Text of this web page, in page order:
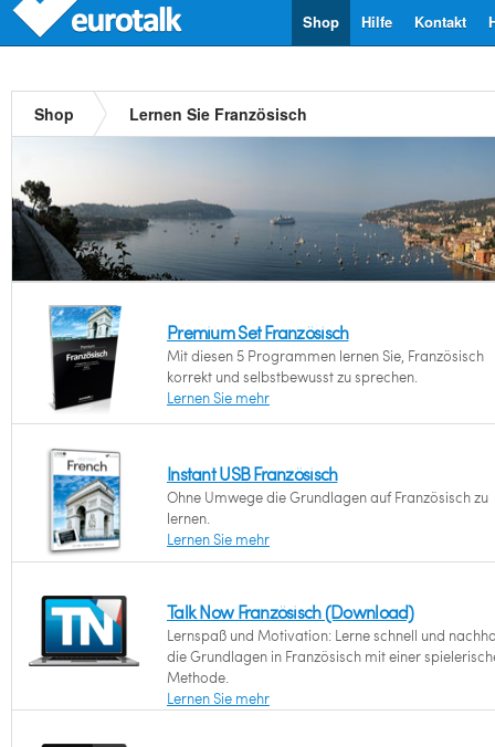
Kontakt
Hilfe
Shop
Shop Lernen Sie Französisch
Premium Set Französisch
Mit diesen 5 Programmen lernen Sie, Französisch
korrekt und selbstbewusst zu sprechen.
Lernen Sie mehr
Instant USB Französisch
Ohne Umwege die Grundlagen auf Französisch zu
lernen.
Lernen Sie mehr
Talk Now Französisch (Download)
Lernspaß und Motivation: Lerne schnell und
die Grundlagen in Französisch mit einer
Methode.
Lernen Sie mehr